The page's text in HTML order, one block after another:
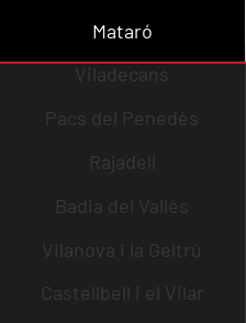
Mataró
Viladecans
Pacs del Penedès
Rajadell
Badia del Vallès
Vilanova i la Geltrú
Castellbell i el Vilar